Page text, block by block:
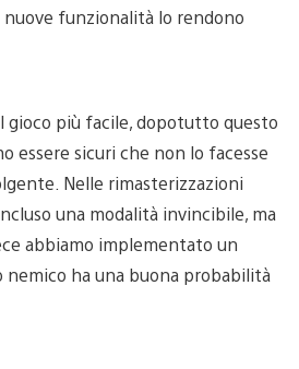
funzionalità lo rendono
gioco più facile, dopotutto questo
essere sicuri che non lo facesse
Nelle rimasterizzazioni
una modalità invincibile, ma
abbiamo implementato un
nemico ha una buona probabilità